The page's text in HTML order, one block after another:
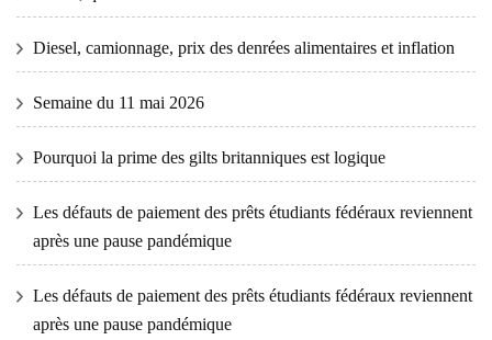
Diesel, camionnage, prix des denrées alimentaires et inflation
Semaine du 11 mai 2026
Pourquoi la prime des gilts britanniques est logique
Les défauts de paiement des prêts étudiants fédéraux reviennent
après une pause pandémique
Les défauts de paiement des prêts étudiants fédéraux reviennent
après une pause pandémique